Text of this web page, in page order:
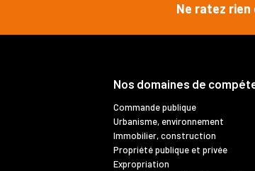
Ne ratez
Nos domaines de
Commande publique
Urbanisme, environnement
Immobilier, construction
Propriété publique et privée
Expropriation